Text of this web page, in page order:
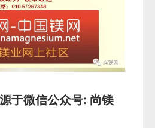
于微信公众号: 尚镁